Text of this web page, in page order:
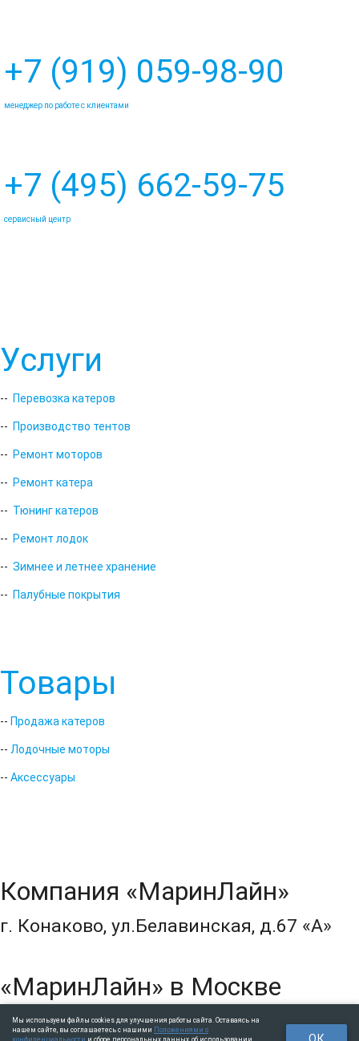
+7 (919) 059-98-90
менеджер по работе с клиентами
+7 (495) 662-59-75
сервисный центр
Услуги
-- Перевозка катеров
-- Производство тентов
-- Ремонт моторов
-- Ремонт катера
-- Тюнинг катеров
-- Ремонт лодок
-- Зимнее и летнее хранение
-- Палубные покрытия
Товары
-- Продажа катеров
-- Лодочные моторы
-- Аксессуары
Компания «МаринЛайн»
г. Конаково, ул.Белавинская, д.67 «А»
«МаринЛайн» в Москве
Севастопольский пр-т, дом 9 / копр.2,
Мы используем файлы cookies для улучшения работы сайта. Оставаясь на
нашем сайте, вы соглашаетесь с нашими Положениями о
конфиденциальности и сборе персональных данных, об использовании